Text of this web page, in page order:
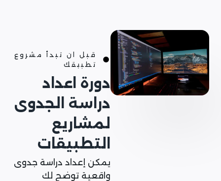
قبل ان تبدأ مشروع
تطبيقك
دورة اعداد
دراسة الجدوى
لمشاريع
التطبيقات
يمكن إعداد دراسة جدوى
واقعية توضح لك